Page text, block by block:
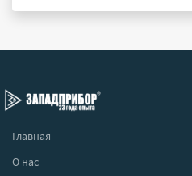
Главная
О нас